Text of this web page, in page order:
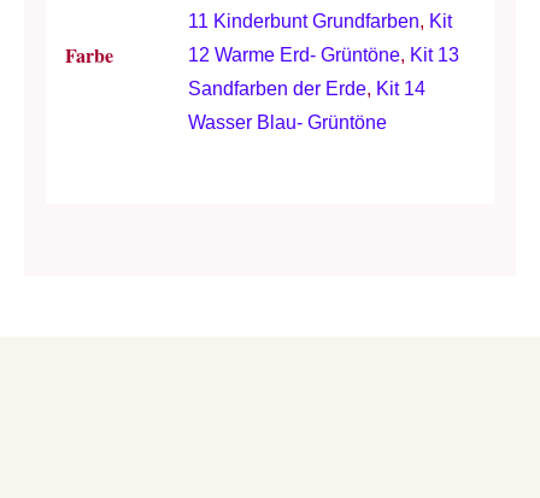
Farbe
11 Kinderbunt Grundfarben, Kit
12 Warme Erd- Grüntöne, Kit 13
Sandfarben der Erde, Kit 14
Wasser Blau- Grüntöne